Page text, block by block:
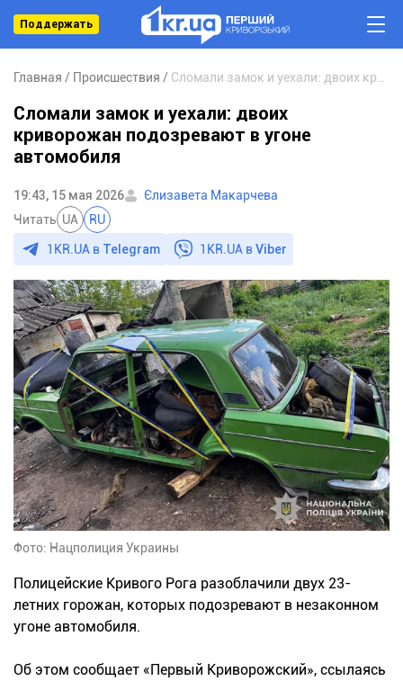
Поддержать
Главная Происшествия
Сломали замок и уехали: двоих
криворожан подозревают в угоне
автомобиля
19:43, 15 мая 2026
Єлизавета Макарчева
Читать UA RU
1KR.UA в Telegram 1KR.UA вViber
Фото: Нацполиция Украины
Полицейские Кривого Рога разоблачили двух 23-
летних горожан, которых подозревают в незаконном
угоне автомобиля.
Об этом сообщает «Первый Криворожский», ссылаясь